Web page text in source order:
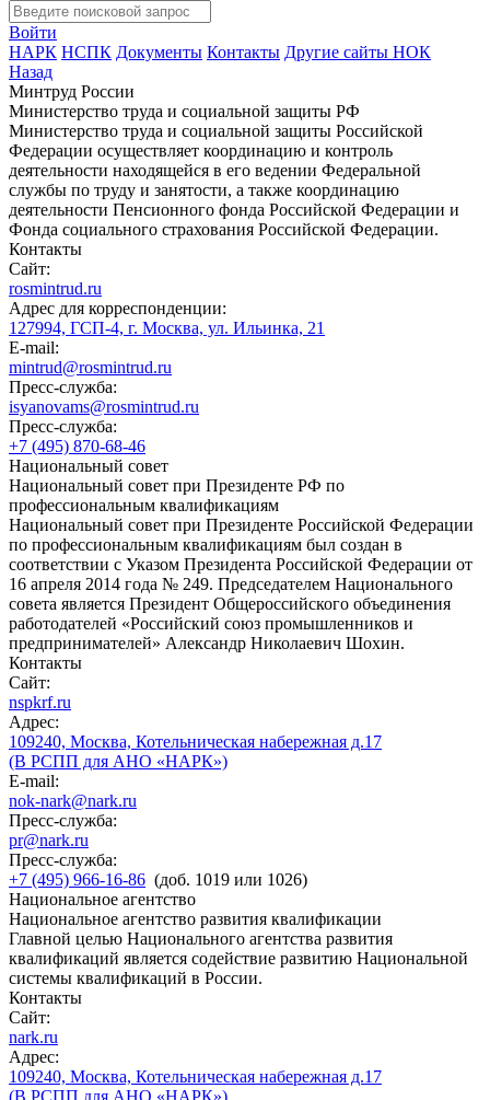
Войти
НАРК НСПК Документы Контакты Другие сайты НОК
Назад
Минтруд России
Министерство труда и социальной защиты РФ
Министерство труда и социальной защиты Российской
Федерации осуществляет координацию и контроль
деятельности находящейся в его ведении Федеральной
службы по труду и занятости, а также координацию
деятельности Пенсионного фонда Российской Федерации и
Фонда социального страхования Российской Федерации.
Контакты
Сайт:
rosmintrud.ru
Адрес для корреспонденции:
127994, ГСП-4, г. Москва, ул. Ильинка, 21
E-mail:
mintrud@rosmintrud.ru
Пресс-служба:
isyanovams@rosmintrud.ru
Пресс-служба:
+7 (495) 870-68-46
Национальный совет
Национальный совет при Президенте РФ по
профессиональным квалификациям
Национальный совет при Президенте Российской Федерации
по профессиональным квалификациям был создан в
соответствии с Указом Президента Российской Федерации от
16 апреля 2014 года № 249. Председателем Национального
совета является Президент Общероссийского объединения
работодателей «Российский союз промышленников и
предпринимателей» Александр Николаевич Шохин.
Контакты
Сайт:
nspkrf.ru
Адрес:
109240, Москва, Котельническая набережная д.17
(В РСПП для АНО «НАРК»)
E-mail:
nok-nark@nark.ru
Пресс-служба:
pr@nark.ru
Пресс-служба:
+7 (495) 966-16-86 (доб. 1019 или 1026)
Национальное агентство
Национальное агентство развития квалификации
Главной целью Национального агентства развития
квалификаций является содействие развитию Национальной
системы квалификаций в России.
Контакты
Сайт:
nark.ru
Адрес:
109240, Москва, Котельническая набережная д.17
(В РСПП для АНО «НАРК»)